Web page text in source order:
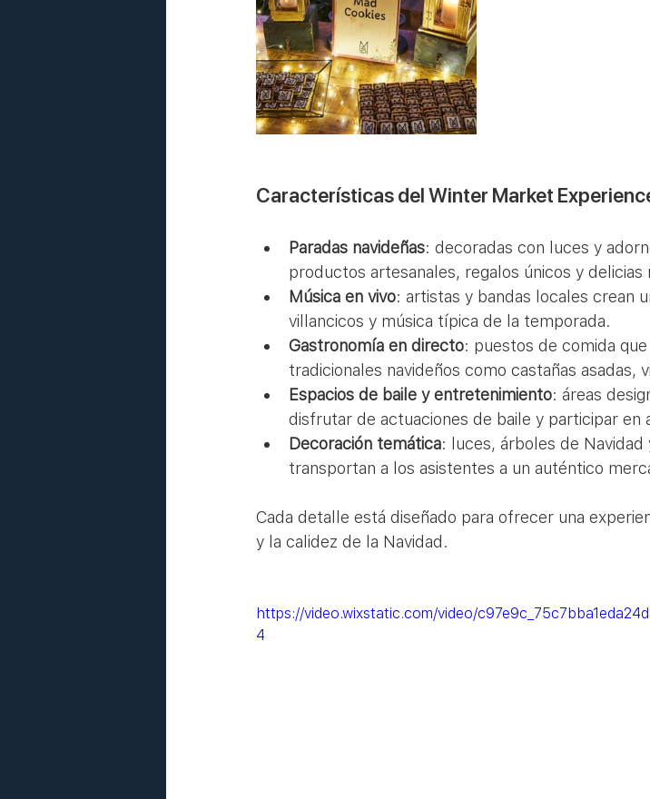
Características del Winter Market
Paradas navideñas: decoradas con luces y
productos artesanales, regalos únicos y delicias
Música en vivo: artistas y bandas locales crean
villancicos y música típica de la temporada.
Gastronomía en directo: puestos de comida
tradicionales navideños como castañas asadas,
Espacios de baile y entretenimiento: áreas
disfrutar de actuaciones de baile y participar en
Decoración temática: luces, árboles de
transportan a los asistentes a un auténtico
Cada detalle está diseñado para ofrecer una
y la calidez de la Navidad.
https://video.wixstatic.com/video/
4